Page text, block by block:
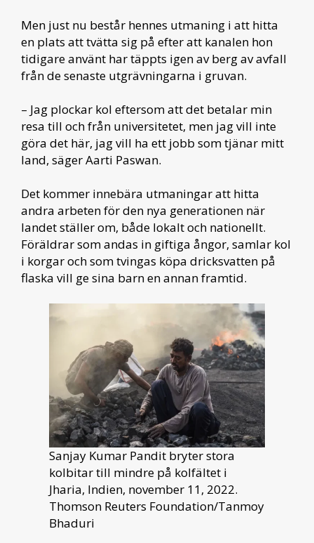
Men just nu består hennes utmaning i att hitta
en plats att tvätta sig på efter att kanalen hon
tidigare använt har täppts igen av berg av avfall
från de senaste utgrävningarna i gruvan.
– Jag plockar kol eftersom att det betalar min
resa till och från universitetet, men jag vill inte
göra det här, jag vill ha ett jobb som tjänar mitt
land, säger Aarti Paswan.
Det kommer innebära utmaningar att hitta
andra arbeten för den nya generationen när
landet ställer om, både lokalt och nationellt.
Föräldrar som andas in giftiga ångor, samlar kol
i korgar och som tvingas köpa dricksvatten på
flaska vill ge sina barn en annan framtid.
Sanjay Kumar Pandit bryter stora
kolbitar till mindre på kolfältet i
Jharia, Indien, november 11, 2022.
Thomson Reuters Foundation/Tanmoy
Bhaduri